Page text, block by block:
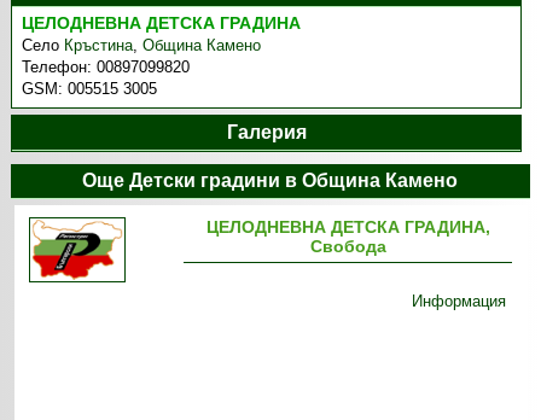
ЦЕЛОДНЕВНА ДЕТСКА ГРАДИНА
Село Кръстина,Община Камено
Телефон:00897099820
GSM:005515 3005
Галерия
Още Детски градини в Община Камено
ЦЕЛОДНЕВНА ДЕТСКА ГРАДИНА,
Свобода
Информация